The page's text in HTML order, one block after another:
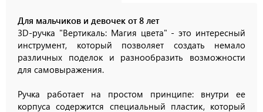
Для мальчиков и девочек от 8 лет
3D-ручка "Вертикаль: Магия цвета" - это интересный
инструмент, который позволяет создать немало
различных поделок и разнообразить возможности
для самовыражения.
Ручка работает на простом принципе: внутри ее
корпуса содержится специальный пластик, который